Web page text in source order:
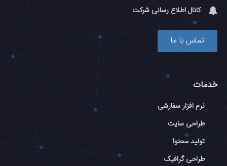
کانال اطلاع رسانی شرکت
تماس با ما
خدمات
نرم افزار سفارشی
طراحی سایت
تولید محتوا
طراحی گرافیک